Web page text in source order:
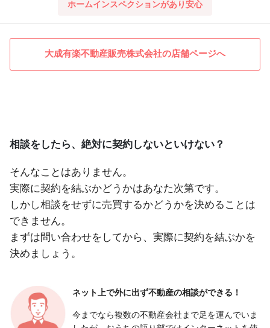
ホームインスペクションがあり安心
大成有楽不動産販売株式会社の店舗ページへ
相談をしたら、絶対に契約しないといけない？
そんなことはありません。
実際に契約を結ぶかどうかはあなた次第です。
しかし相談をせずに売買するかどうかを決めることは
できません。
まずは問い合わせをしてから、実際に契約を結ぶかを
決めましょう。
ネット上で外に出ず不動産の相談ができる！
今までなら複数の不動産会社まで足を運んでいま